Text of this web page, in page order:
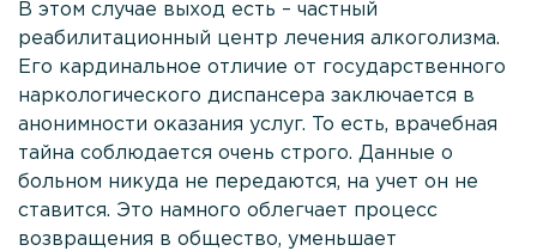
Лечение зависимости от ЛСД
Реабилитация наркозависимости на Кипре
Наркологическая помощь
Консультация нарколога
Вызов нарколога на дом
В этом случае выход есть – частный
реабилитационный центр лечения алкоголизма.
Его кардинальное отличие от государственного
наркологического диспансера заключается в
анонимности оказания услуг. То есть, врачебная
тайна соблюдается очень строго. Данные о
больном никуда не передаются, на учет он не
ставится. Это намного облегчает процесс
возвращения в общество, уменьшает